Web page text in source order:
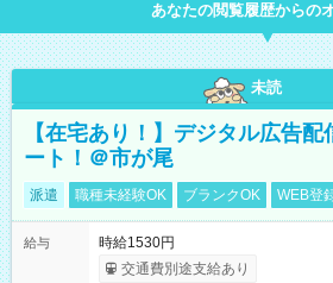
あなたの閲覧履歴からの
未読
【在宅あり！】デジタル広告
ート！＠市が尾
派遣 職種未経験OK ブランクOK WEB登
給与
時給1530円
交通費別途支給あり